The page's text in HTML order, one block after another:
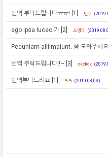
번역 부탁드립니다ㅠㅠ! [1] 민주
ego ipsa luceo 가 [2] 소양이
Pecuniam alii malunt. 좀 도와주세요.
번역 부탁드립니다!!~ [3] ckckck
번역부탁드려요 [1] ㅋㅋ (2019.08.03)